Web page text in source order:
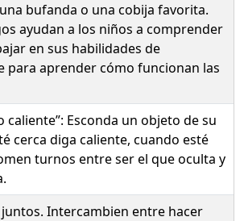
bufanda o una cobija favorita.
ayudan a los niños a comprender
en sus habilidades de
para aprender cómo funcionan las
caliente”: Esconda un objeto de su
cerca diga caliente, cuando esté
turnos entre ser el que oculta y
Intercambien entre hacer